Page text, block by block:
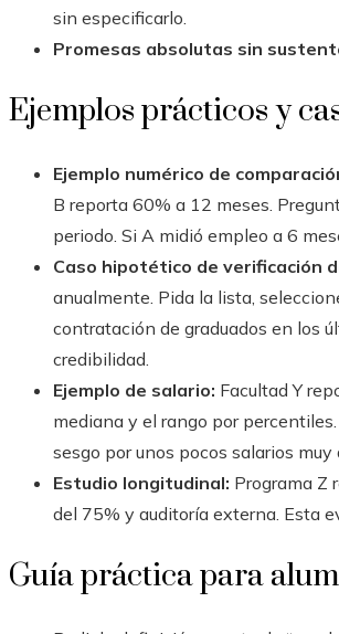
sin especificarlo.
Promesas absolutas sin
Ejemplos prácticos y
Ejemplo numérico de
B reporta 60% a 12 meses.
periodo. Si A midió empleo a 6
Caso hipotético de verificación
anualmente. Pida la lista,
contratación de graduados en los
credibilidad.
Ejemplo de salario: Facultad Y
mediana y el rango por
sesgo por unos pocos salarios muy
Estudio longitudinal: Programa Z
del 75% y auditoría externa. Esta
Guía práctica para